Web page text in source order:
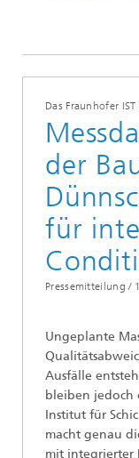
Das Fraunhofer
der
für
Pressemitteilung /
Ungeplante
Ausfälle
bleiben jedoch
Institut für
macht genau
mit integrierter